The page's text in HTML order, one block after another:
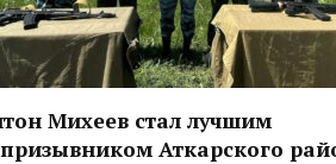
Михеев стал лучшим
Аткарского